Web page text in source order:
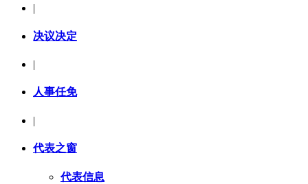
决议决定
|
人事任免
|
代表之窗
代表信息